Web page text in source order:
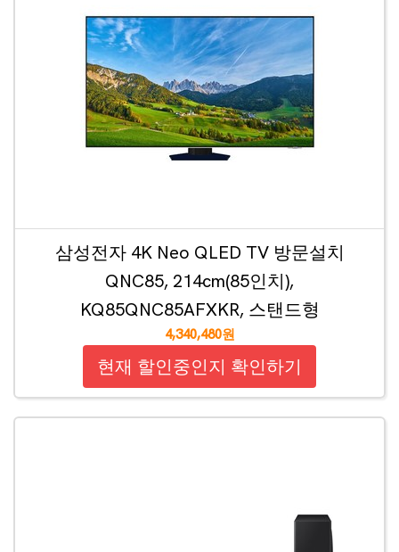
삼성전자 4K Neo QLED TV 방문설치
QNC85, 214cm(85인치),
KQ85QNC85AFXKR, 스탠드형
4,340,480원
현재 할인중인지 확인하기